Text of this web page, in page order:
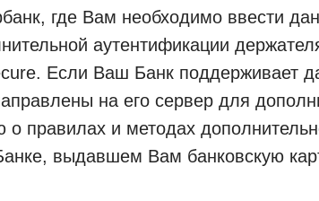
где Вам необходимо ввести
аутентификации
Если Ваш Банк поддерживает
на его сервер для
правилах и методах
выдавшем Вам банковскую